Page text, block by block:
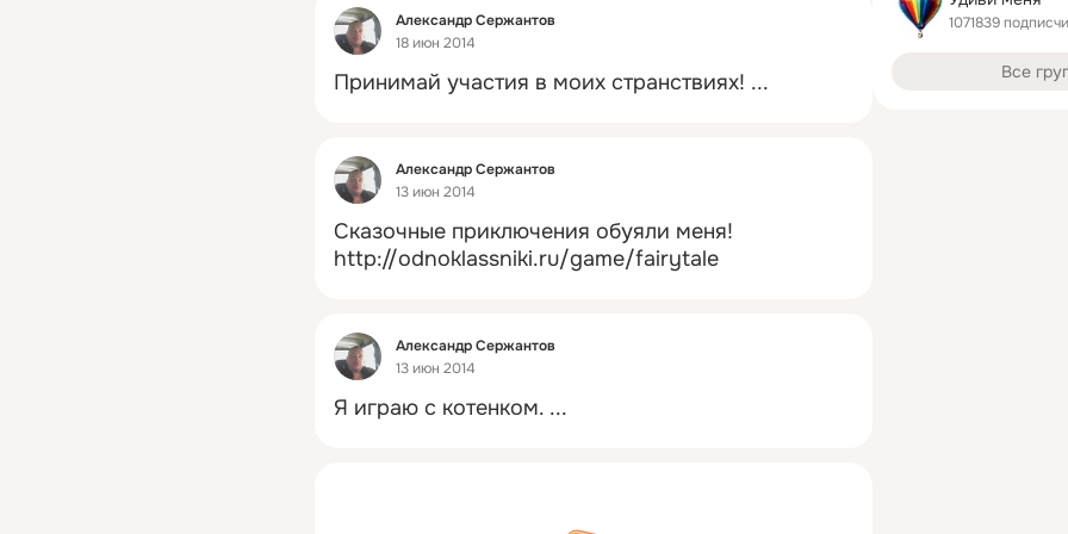
Фид
Александр Сержантов
18 июн 2014
Принимай участия в моих странствиях! ...
Фид
Александр Сержантов
13 июн 2014
Сказочные приключения обуяли меня!
http://odnoklassniki.ru/game/fairytale
Фид
Александр Сержантов
13 июн 2014
Я играю с котенком. ...
1071839
Все